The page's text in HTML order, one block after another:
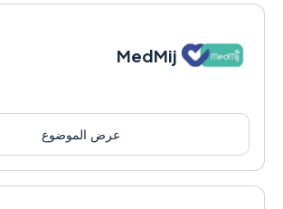
MedMij
عرض الموضوع